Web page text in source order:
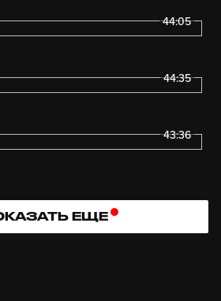
44:05
44:35
43:36
ЕЩЕ